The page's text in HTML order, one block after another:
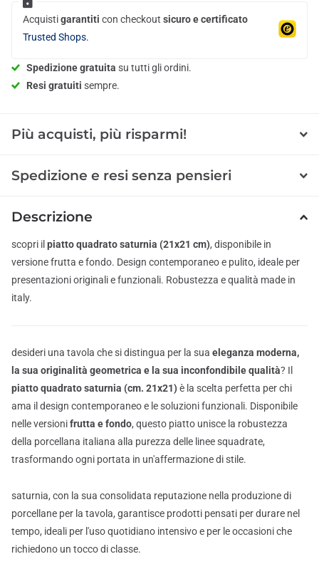
Acquistigarantiti con checkout sicuro e certificato
Trusted Shops.
Spedizione gratuita su tutti gli ordini.
Resi gratuiti sempre.
Più acquisti, più risparmi!
Spedizione e resi senza pensieri
Descrizione
scopri il piatto quadrato saturnia (21x21 cm), disponibile in
versione frutta e fondo. Design contemporaneo e pulito, ideale per
presentazioni originali e funzionali. Robustezza e qualità made in
italy.
desideri una tavola che si distingua per la sua eleganza moderna,
la sua originalità geometrica e la sua inconfondibile qualità? Il
piatto quadrato saturnia (cm. 21x21)è la scelta perfetta per chi
ama il design contemporaneo e le soluzioni funzionali. Disponibile
nelle versionifrutta e fondo, questo piatto unisce la robustezza
della porcellana italiana alla purezza delle linee squadrate,
trasformando ogni portata in un'affermazione di stile.
saturnia, con la sua consolidata reputazione nella produzione di
porcellane per la tavola, garantisce prodotti pensati per durare nel
tempo, ideali per l'uso quotidiano intensivo e per le occasioni che
richiedono un tocco di classe.